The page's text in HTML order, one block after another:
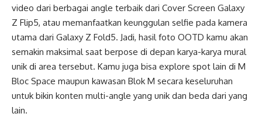
video dari berbagai angle terbaik dari Cover Screen Galaxy
Z Flip5, atau memanfaatkan keunggulan selfie pada kamera
utama dari Galaxy Z Fold5. Jadi, hasil foto OOTD kamu akan
semakin maksimal saat berpose di depan karya-karya mural
unik di area tersebut. Kamu juga bisa explore spot lain di M
Bloc Space maupun kawasan Blok M secara keseluruhan
untuk bikin konten multi-angle yang unik dan beda dari yang
lain.